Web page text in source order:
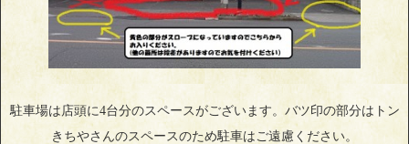
駐車場は店頭に4台分のスペースがございます。バツ印の部分はトン
きちやさんのスペースのため駐車はご遠慮ください。